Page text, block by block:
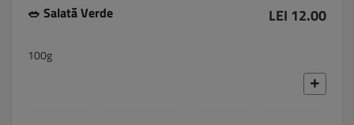
🥗 Salată Verde LEI 12.00
100g